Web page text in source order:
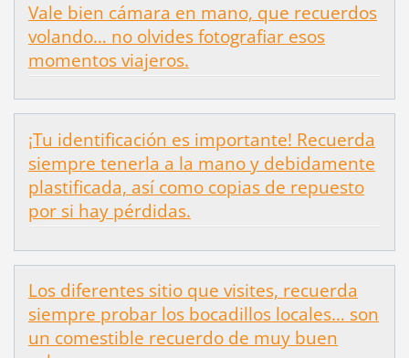
Vale bien cámara en mano, que recuerdos
volando… no olvides fotografiar esos
momentos viajeros.
¡Tu identificación es importante! Recuerda
siempre tenerla a la mano y debidamente
plastificada, así como copias de repuesto
por si hay pérdidas.
Los diferentes sitio que visites, recuerda
siempre probar los bocadillos locales… son
un comestible recuerdo de muy buen